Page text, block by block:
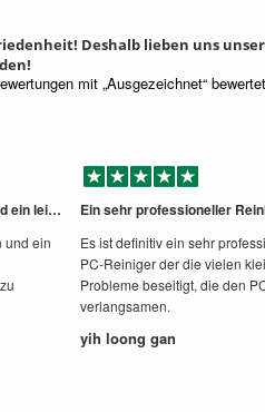
Deshalb lieben uns
mit „Ausgezeichnet“ bewertet
sehr einfach zu bedienen und ein leistungsstarkes Tool zu
und ein
Ein sehr professioneller
Es ist definitiv ein sehr
PC-Reiniger der die vielen
Probleme beseitigt, die den
verlangsamen.
yih loong gan